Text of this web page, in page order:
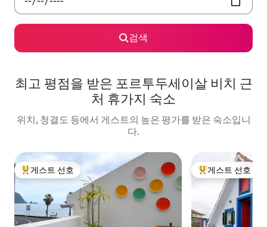
검색
최고 평점을 받은 포르투두세이살 비치 근
처 휴가지 숙소
위치, 청결도 등에서 게스트의 높은 평가를 받은 숙소입니
다.
상위 게스트 선호
게스트 선호 상위 게스트 선호
게스트 선호